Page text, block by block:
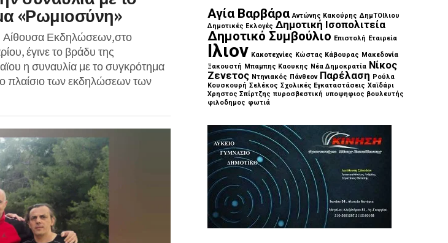
«Ρωμιοσύνη»
Αίθουσα Εκδηλώσεων,στο
έγινε το βράδυ της
η συναυλία με το συγκρότημα
πλαίσιο των εκδηλώσεων των
Αγία Βαρβάρα Αντώνης Κακούρης ΔημΤΟΙλιου
Δημοτικές Εκλογές Δημοτική Ισοπολιτεία
Δημοτικό Συμβούλιο Επιστολή Εταιρεία
Ιλιον Κακοτεχνίες Κώστας Κάβουρας Μακεδονία
Ξακουστή Μπαμπης Καουκης Νέα Δημοκρατία Νίκος
Ζενετος Ντηνιακός Πάνθεον Παρέλαση Ρούλα
Κουσκουρή Σελέκος Σχολικές Εγκαταστάσεις Χαϊδάρι
Χρηστος Σπίρτζης πυροσβεστική υποψηφιος βουλευτής
φιλοδημος φωτιά